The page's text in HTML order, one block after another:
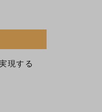
現する